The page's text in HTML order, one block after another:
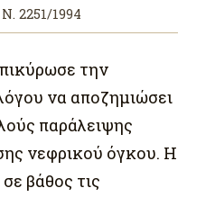
2251/1994
την
να αποζημιώσει
παράλειψης
νεφρικού όγκου. Η
βάθος τις